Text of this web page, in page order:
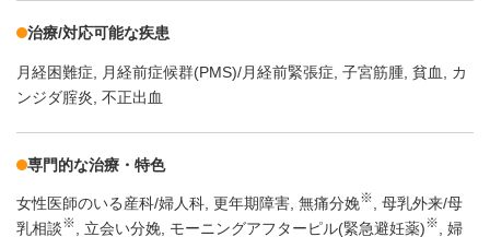
治療/対応可能な疾患
月経困難症 月経前症候群(PMS)/月経前緊張症 子宮筋腫 貧血
カ
ンジダ腟炎 不正出血
専門的な治療・特色
女性医師のいる産科/婦人科 更年期障害 無痛分娩※
母乳外来/母
乳相談※ 立会い分娩 モーニングアフターピル(緊急避妊薬)※ 婦